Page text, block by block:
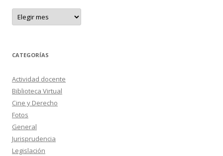
A
c
o
s
CATEGORÍAS
Actividad docente
Biblioteca Virtual
Cine y Derecho
Fotos
General
Jurisprudencia
Legislación